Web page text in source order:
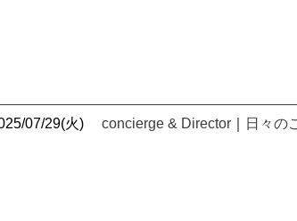
07/29(火) concierge & Director 日々の